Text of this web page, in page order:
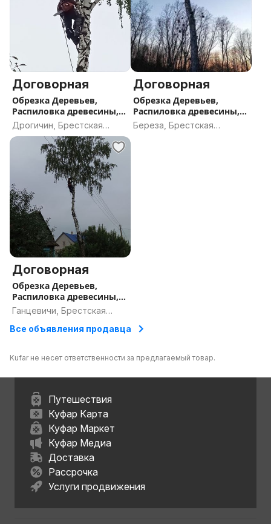
Договорная
Обрезка Деревьев,
Распиловка древесины,
расчистка участка
Дрогичин, Брестская
область
Договорная
Обрезка Деревьев,
Распиловка древесины,
расчистка участка
Береза, Брестская
Договорная
Обрезка Деревьев,
Распиловка древесины,
расчистка участка
Ганцевичи, Брестская
Все объявления продавца
Kufar не несет ответственности за предлагаемый товар.
Путешествия
Куфар Карта
Куфар Маркет
Куфар Медиа
Доставка
Рассрочка
Услуги продвижения